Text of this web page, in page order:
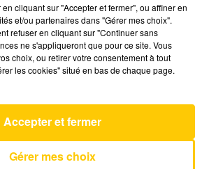
TEDDYBEAR
cliquant sur "Accepter et fermer", ou affiner en
et/ou partenaires dans "Gérer mes choix".
refuser en cliquant sur "Continuer sans
ne s'appliqueront que pour ce site. Vous
choix, ou retirer votre consentement à tout
les cookies" situé en bas de chaque page.
Gérer mes choix
Accepter et fermer